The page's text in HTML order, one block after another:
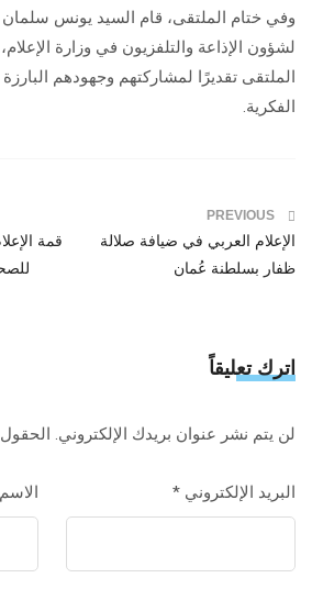
وفي ختام الملتقى، قام السيد يونس سلمان
لشؤون الإذاعة والتلفزيون في وزارة
الملتقى تقديرًا لمشاركتهم وجهودهم
الفكرية.
PREVIOUS
الإعلام العربي في ضيافة صلالة
ظفار بسلطنة عُمان
اترك تعليقاً
لن يتم نشر عنوان بريدك الإلكتروني. الحقول
الاسم البريد الإلكتروني *